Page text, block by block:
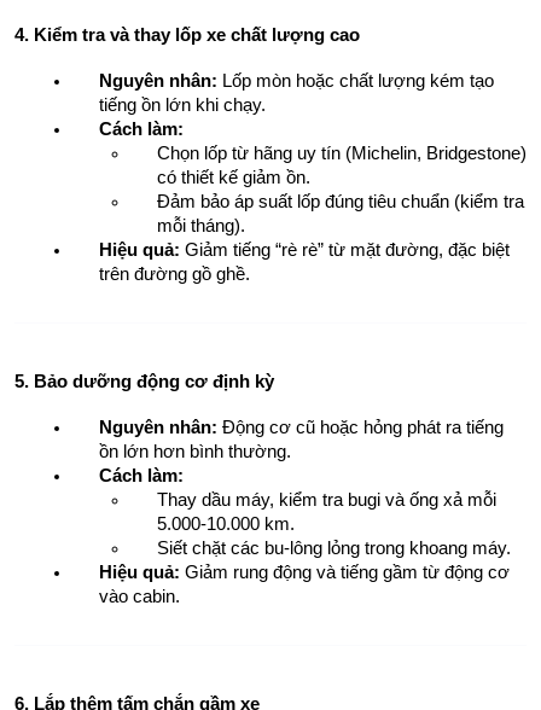
4. Kiểm tra và thay lốp xe chất lượng cao
Nguyên nhân: Lốp mòn hoặc chất lượng kém tạo
tiếng ồn lớn khi chạy.
Cách làm:
Chọn lốp từ hãng uy tín (Michelin, Bridgestone)
có thiết kế giảm ồn.
Đảm bảo áp suất lốp đúng tiêu chuẩn (kiểm tra
mỗi tháng).
Hiệu quả: Giảm tiếng “rè rè” từ mặt đường, đặc biệt
trên đường gồ ghề.
5. Bảo dưỡng động cơ định kỳ
Nguyên nhân: Động cơ cũ hoặc hỏng phát ra tiếng
ồn lớn hơn bình thường.
Cách làm:
Thay dầu máy, kiểm tra bugi và ống xả mỗi
5.000-10.000 km.
Siết chặt các bu-lông lỏng trong khoang máy.
Hiệu quả: Giảm rung động và tiếng gầm từ động cơ
vào cabin.
6. Lắp thêm tấm chắn gầm xe